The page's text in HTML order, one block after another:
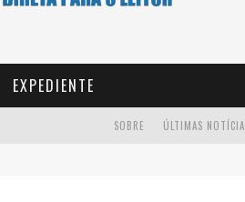
EXPEDIENTE
ÚLTIMAS
SOBRE